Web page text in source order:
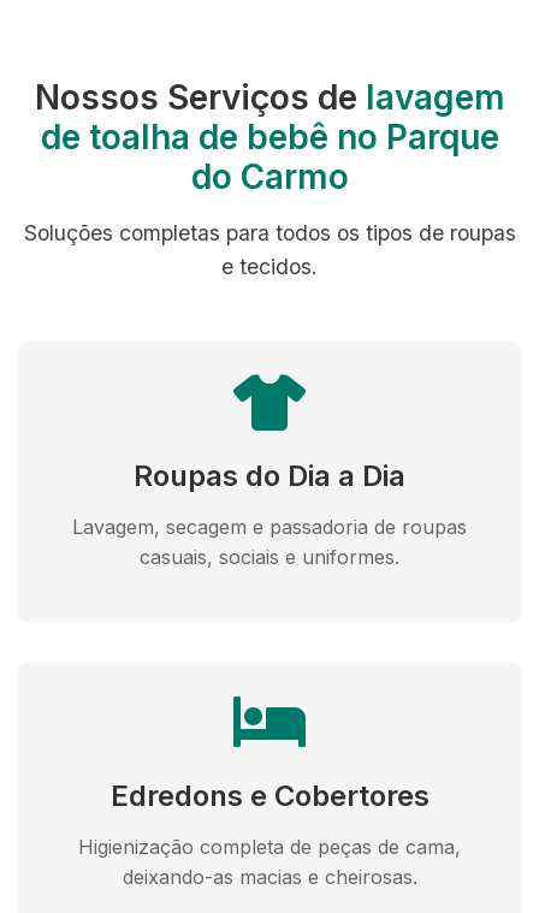
Nossos Serviços de lavagem
de toalha de bebê no Parque
do Carmo
Soluções completas para todos os tipos de roupas
e tecidos.
Roupas do Dia a Dia
Lavagem, secagem e passadoria de roupas
casuais, sociais e uniformes.
Edredons e Cobertores
Higienização completa de peças de cama,
deixando-as macias e cheirosas.